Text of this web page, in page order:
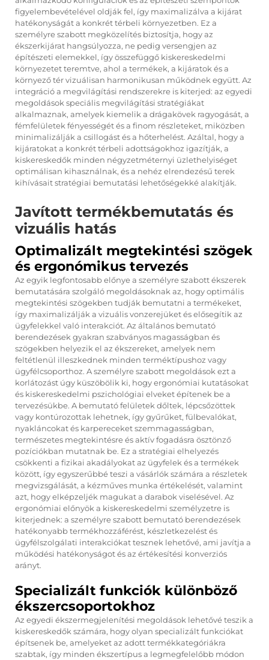
figyelembevételével oldják fel, így maximalizálva a kijárat
hatékonyságát a konkrét térbeli környezetben. Ez a
személyre szabott megközelítés biztosítja, hogy az
ékszerkijárat hangsúlyozza, ne pedig versengjen az
építészeti elemekkel, így összefüggő kiskereskedelmi
környezetet teremtve, ahol a termékek, a kijáratok és a
környező tér vizuálisan harmonikusan működnek együtt. Az
integráció a megvilágítási rendszerekre is kiterjed: az egyedi
megoldások speciális megvilágítási stratégiákat
alkalmaznak, amelyek kiemelik a drágakövek ragyogását, a
fémfelületek fényességét és a finom részleteket, miközben
minimalizálják a csillogást és a hőterhelést. Azáltal, hogy a
kijáratokat a konkrét térbeli adottságokhoz igazítják, a
kiskereskedők minden négyzetméternyi üzlethelyiséget
optimálisan kihasználnak, és a nehéz elrendezésű terek
kihívásait stratégiai bemutatási lehetőségekké alakítják.
Javított termékbemutatás és
vizuális hatás
Optimalizált megtekintési szögek
és ergonómikus tervezés
Az egyik legfontosabb előnye a személyre szabott ékszerek
bemutatására szolgáló megoldásoknak az, hogy optimális
megtekintési szögekben tudják bemutatni a termékeket,
így maximalizálják a vizuális vonzerejüket és elősegítik az
ügyfelekkel való interakciót. Az általános bemutató
berendezések gyakran szabványos magasságban és
szögekben helyezik el az ékszereket, amelyek nem
feltétlenül illeszkednek minden terméktípushoz vagy
ügyfélcsoporthoz. A személyre szabott megoldások ezt a
korlátozást úgy küszöbölik ki, hogy ergonómiai kutatásokat
és kiskereskedelmi pszichológiai elveket építenek be a
tervezésükbe. A bemutató felületek dőltek, lépcsőzöttek
vagy kontúrozottak lehetnek, így gyűrűket, fülbevalókat,
nyakláncokat és karpereceket szemmagasságban,
természetes megtekintésre és aktív fogadásra ösztönző
pozíciókban mutatnak be. Ez a stratégiai elhelyezés
csökkenti a fizikai akadályokat az ügyfelek és a termékek
között, így egyszerűbbé teszi a vásárlók számára a részletek
megvizsgálását, a kézműves munka értékelését, valamint
azt, hogy elképzeljék magukat a darabok viselésével. Az
ergonómiai előnyök a kiskereskedelmi személyzetre is
kiterjednek: a személyre szabott bemutató berendezések
hatékonyabb termékhozzáférést, készletkezelést és
ügyfélszolgálati interakciókat tesznek lehetővé, ami javítja a
működési hatékonyságot és az értékesítési konverziós
arányt.
Specializált funkciók különböző
ékszercsoportokhoz
Az egyedi ékszermegjelenítési megoldások lehetővé teszik a
kiskereskedők számára, hogy olyan specializált funkciókat
építsenek be, amelyeket az adott termékkategóriákra
szabtak, így minden ékszertípus a legmegfelelőbb módon